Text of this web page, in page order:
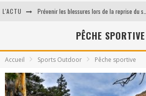
L'ACTU
5 Astuces pour optimiser votre récupération musculaire après un effort intensif
Ultra trail en France: la petit sélection du courrier du sport
PÊCHE SPORTIVE
Accueil Sports Outdoor Pêche sportive